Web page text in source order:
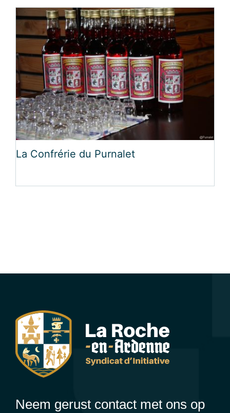
Nederlands
La Confrérie du Purnalet
Neem gerust contact met ons op